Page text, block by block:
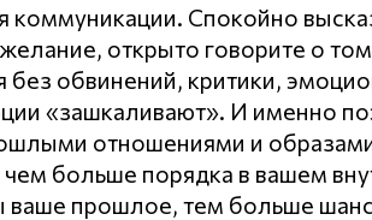
кoммyникaции. Спокойно
открыто говорите о
без обвинений, критики,
«зашкаливают». И именно
отношениями и
больше порядка в вашем
ваше прошлое, тем больше